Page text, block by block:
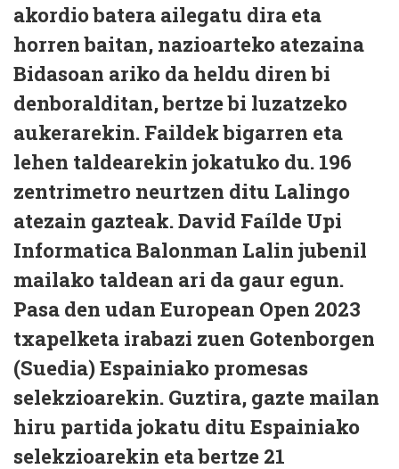
akordio batera ailegatu dira eta
horren baitan, nazioarteko atezaina
Bidasoan ariko da heldu diren bi
denboralditan, bertze bi luzatzeko
aukerarekin. Faildek bigarren eta
lehen taldearekin jokatuko du. 196
zentrimetro neurtzen ditu Lalingo
atezain gazteak. David Faílde Upi
Informatica Balonman Lalin jubenil
mailako taldean ari da gaur egun.
Pasa den udan European Open 2023
txapelketa irabazi zuen Gotenborgen
(Suedia) Espainiako promesas
selekzioarekin. Guztira, gazte mailan
hiru partida jokatu ditu Espainiako
selekzioarekin eta bertze 21